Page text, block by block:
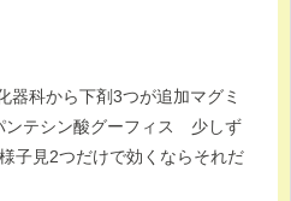
器科から下剤3つが追加マグミ
ンテシン酸グーフィス 少しず
子見2つだけで効くならそれだ